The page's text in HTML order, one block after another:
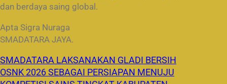
dan berdaya saing global.
Apta Sigra Nuraga
SMADATARA JAYA.
SMADATARA LAKSANAKAN GLADI BERSIH
OSNK 2026 SEBAGAI PERSIAPAN MENUJU